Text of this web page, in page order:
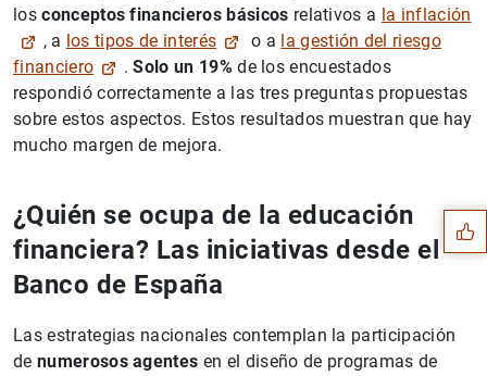
losconceptos financieros básicos relativos a la inflación
, a los tipos de interés o a la gestión del riesgo
financiero
.Solo un 19%de los encuestados
respondió correctamente a las tres preguntas propuestas
sobre estos aspectos. Estos resultados muestran que hay
mucho margen de mejora.
¿Quién se ocupa de la educación
financiera? Las iniciativas desde el
Banco de España
Las estrategias nacionales contemplan la participación
de numerosos agentes en el diseño de programas de
Sugerencias